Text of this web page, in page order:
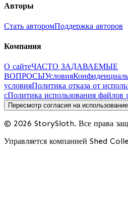
Авторы
Стать авторомПоддержка авторов
Компания
О сайтеЧАСТО ЗАДАВАЕМЫЕ
ВОПРОСЫУсловия
условияПолитика отказа от
сПолитика использования
Пересмотр согласия на
© 2026 StorySloth. Все права
Управляется компанией Shed